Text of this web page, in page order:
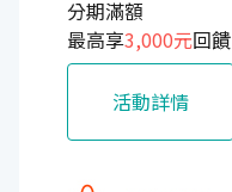
分期滿額
最高享3,000元回饋
活動詳情